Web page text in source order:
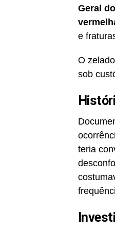
Geral
e
O
sob
teria